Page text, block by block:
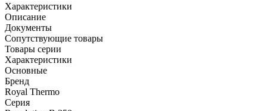
Характеристики
Описание
Документы
Сопутствующие товары
Товары серии
Характеристики
Основные
Бренд
Royal Thermo
Серия